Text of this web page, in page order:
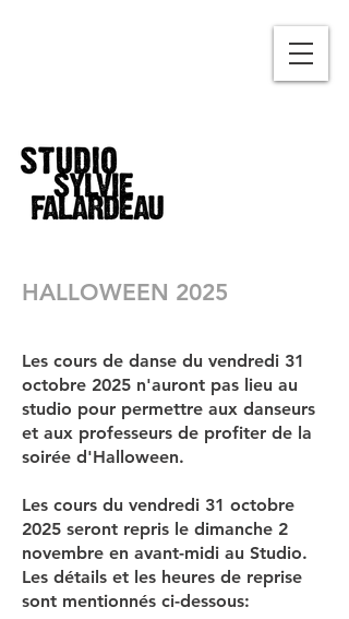
HALLOWEEN 2025
Les cours de danse du vendredi 31
octobre 2025 n'auront pas lieu au
studio pour permettre aux danseurs
et aux professeurs de profiter de la
soirée d'Halloween.
Les cours du vendredi 31 octobre
2025 seront repris le dimanche 2
novembre en avant-midi au Studio.
Les détails et les heures de reprise
sont mentionnés ci-dessous: